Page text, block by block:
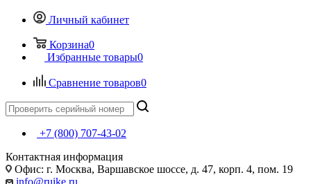
Личный кабинет
Корзина0
Избранные товары0
Сравнение товаров0
+7 (800) 707-43-02
Контактная информация
Офис: г. Москва, Варшавское шоссе, д. 47, корп. 4, пом. 19
info@ruike.ru